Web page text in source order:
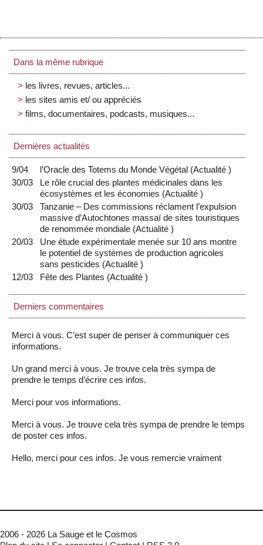
Dans la même rubrique
les livres, revues, articles...
les sites amis et/ ou appréciés
films, documentaires, podcasts, musiques...
Dernières actualités
9/04 l’Oracle des Totems du Monde Végétal (Actualité)
30/03
Le rôle crucial des plantes médicinales dans les
écosystèmes et les économies (Actualité)
30/03
Tanzanie – Des commissions réclament l’expulsion
massive d’Autochtones massaï de sites touristiques
de renommée mondiale (Actualité)
20/03
Une étude expérimentale menée sur 10 ans montre
le potentiel de systèmes de production agricoles
sans pesticides (Actualité)
12/03
Fête des Plantes (Actualité)
Derniers commentaires
Merci à vous. C’est super de penser à communiquer ces
informations.
Un grand merci à vous. Je trouve cela très sympa de
prendre le temps d’écrire ces infos.
Merci pour vos informations.
Merci à vous. Je trouve cela très sympa de prendre le temps
de poster ces infos.
Hello, merci pour ces infos. Je vous remercie vraiment
2006 - 2026 La Sauge et le Cosmos